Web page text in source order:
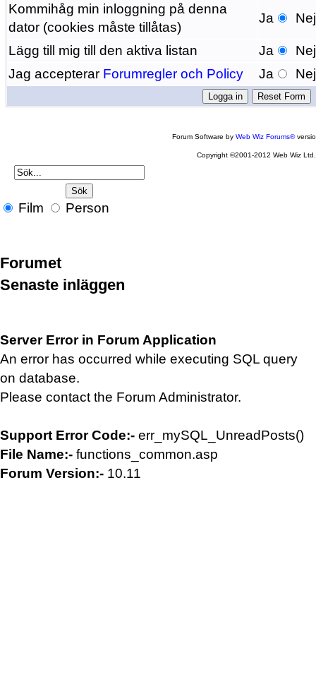
Kommihåg min inloggning på denna
dator (cookies måste tillåtas)
Ja Nej
Lägg till mig till den aktiva listan Ja
Nej
Jag accepterar Forumregler och Policy Ja Nej
Forum Software byWeb Wiz Forums®
Copyright ©2001-2012 Web Wiz Ltd.
Film Person
Forumet
Senaste inläggen
Server Error in Forum Application
An error has occurred while executing SQL query
on database.
Please contact the Forum Administrator.
Support Error Code:- err_mySQL_UnreadPosts()
File Name:- functions_common.asp
Forum Version:- 10.11